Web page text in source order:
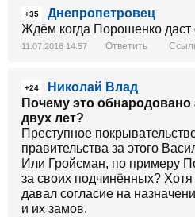
+35
Днепропетровец
Ждём когда Порошенко даст
11.07.2016 14:57 Ответить
+24
Николай Влад
Почему это
двух лет?
Преступное
правительства за этого
Или Гройсман, по примеру
за своих подчинённых?
давал согласие на
и их замов.